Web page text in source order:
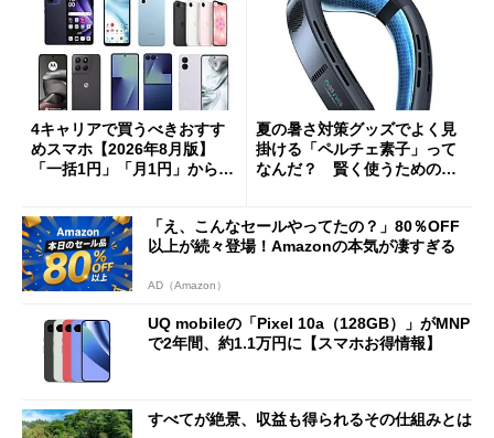
4キャリアで買うべきおすす
めスマホ【2026年8月版】
「一括1円」「月1円」からお
夏の暑さ対策グッズでよく見
掛ける「ペルチェ素子」って
なんだ？ 賢く使うための注
「え、こんなセールやってたの？」80％OFF
以上が続々登場！Amazonの本気が凄すぎる
AD（Amazon）
UQ mobileの「Pixel 10a（128GB）」がMNP
で2年間、約1.1万円に【スマホお得情報】
すべてが絶景、収益も得られるその仕組みとは